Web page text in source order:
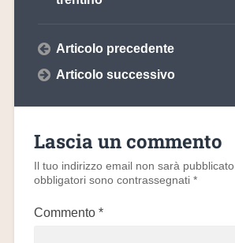
Articolo precedente
Articolo successivo
Lascia un commento
Il tuo indirizzo email non sarà pubblicato.
obbligatori sono contrassegnati *
Commento *